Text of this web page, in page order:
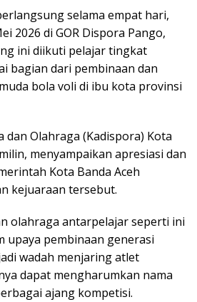
selama empat hari,
2026 di GOR Dispora Pango,
ini diikuti pelajar tingkat
bagian dari pembinaan dan
bola voli di ibu kota provinsi
dan Olahraga (Kadispora) Kota
menyampaikan apresiasi dan
Kota Banda Aceh
kejuaraan tersebut.
olahraga antarpelajar seperti ini
upaya pembinaan generasi
wadah menjaring atlet
dapat mengharumkan nama
ajang kompetisi.